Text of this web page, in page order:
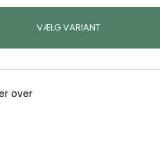
VÆLG VARIANT
over